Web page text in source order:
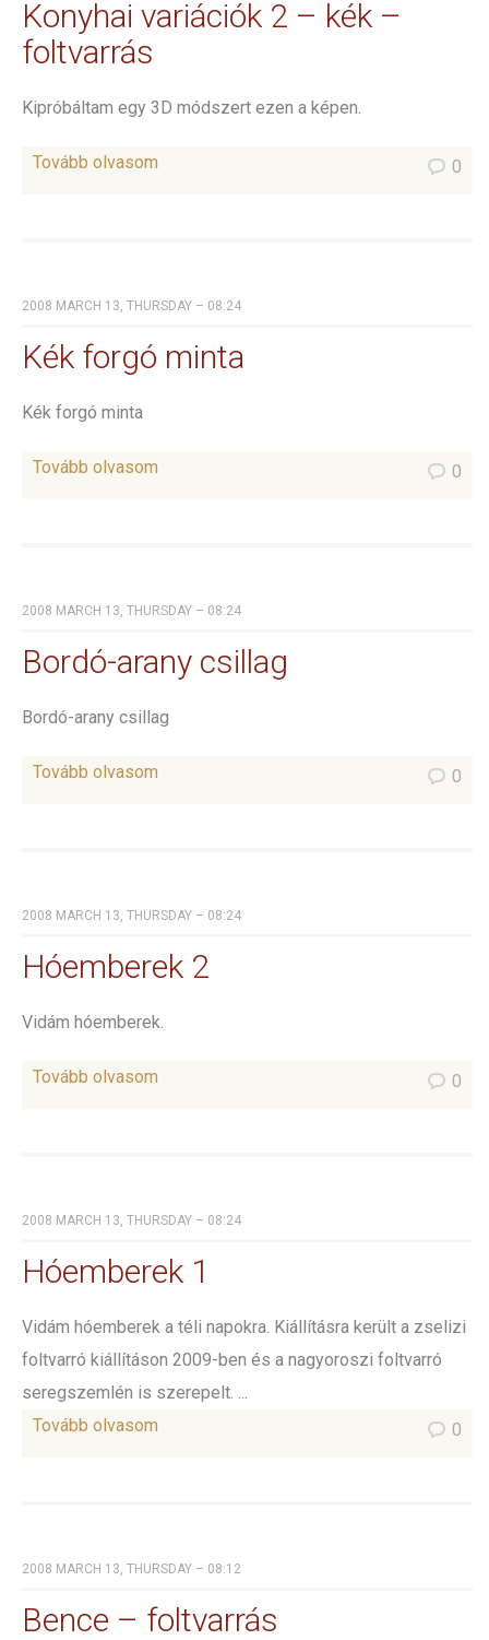
Konyhai variációk 2 – kék –
foltvarrás
Kipróbáltam egy 3D módszert ezen a képen.
Tovább olvasom 0
2008 MARCH 13, THURSDAY – 08:24
Kék forgó minta
Kék forgó minta
Tovább olvasom 0
2008 MARCH 13, THURSDAY – 08:24
Bordó-arany csillag
Bordó-arany csillag
Tovább olvasom 0
2008 MARCH 13, THURSDAY – 08:24
Hóemberek 2
Vidám hóemberek.
Tovább olvasom 0
2008 MARCH 13, THURSDAY – 08:24
Hóemberek 1
Vidám hóemberek a téli napokra. Kiállításra került a zselizi
foltvarró kiállításon 2009-ben és a nagyoroszi foltvarró
seregszemlén is szerepelt. ...
Tovább olvasom
0
2008 MARCH 13, THURSDAY – 08:12
Bence – foltvarrás